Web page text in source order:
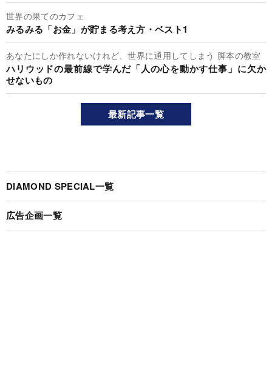
世界の果てのカフェ
みるみる「お金」が貯まる考え方・ベスト1
あなたにしか作れないけれど、世界に通用してしまう 脚本の教室
ハリウッドの最前線で学んだ「人の心を動かす仕事」に欠か
せないもの
最新記事一覧
DIAMOND SPECIAL一覧
広告企画一覧